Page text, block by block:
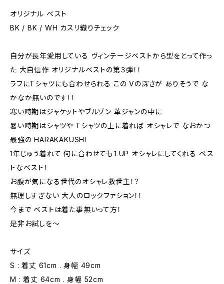
オリジナル ベスト
BK / BK / WH カスリ織りチェック
自分が長年愛用している ヴィンテージベストから型をとって作っ
た 大自信作 オリジナルベストの第３弾！！
ラフにTシャツにも合わせられる この Vの深さが ありそうで な
かなか無いのです！！
寒い時期はジャケットやブルゾン 革ジャンの中に
暑い時期はシャツや Tシャツの上に着れば オシャレで なおかつ
最強の HARAKAKUSHI
1年じゅう着れて 何に合わせても１UP オシャレにしてくれる ベス
トなベスト！
お腹が気になる世代のオシャレ救世主！？
無理しすぎない 大人のロックファション！！
今まで ベストは着た事無いって方！
是非お試しを〜
サイズ
S : 着丈 61cm . 身幅 49cm
M : 着丈 64cm . 身幅 52cm